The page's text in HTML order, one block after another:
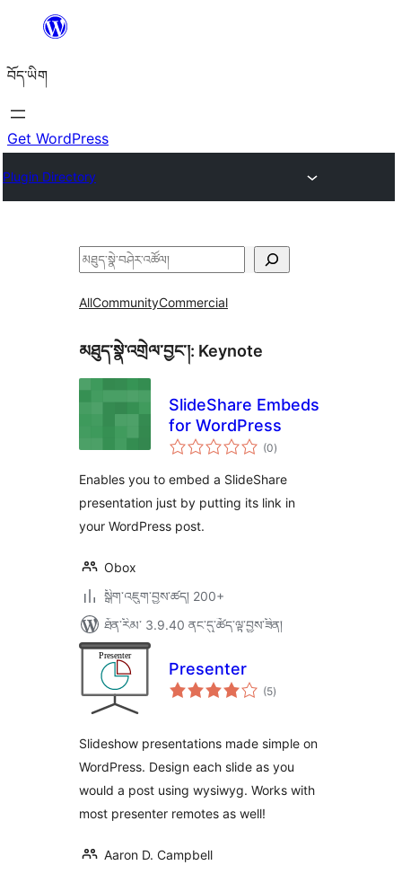
content
བོད་ཡིག
Get WordPress
Plugin Directory
བཤེར་
AllCommunityCommercial
མཐུད་སྣེ་འགྲེལ་བྱང་།: Keynote
SlideShare Embeds
for WordPress
(0གདེང་
འཇོག་
ཚང་།
)
Enables you to embed a SlideShare
presentation just by putting its link in
your WordPress post.
Obox
སྒྲིག་འཇུག་བྱས་ཚད། 200+
ཐོན་རིམ་ 3.9.40 ནང་དུ་ཚོད་ལྟ་བྱས་ཟིན།
Presenter
(5གདེང་
འཇོག་
)
Slideshow presentations made simple on
WordPress. Design each slide as you
would a post using wysiwyg. Works with
most presenter remotes as well!
Aaron D. Campbell